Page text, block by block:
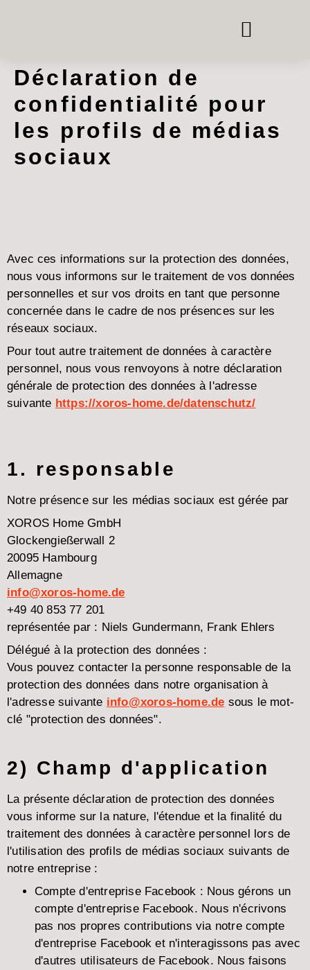
Déclaration de
confidentialité pour
les profils de médias
sociaux
Avec ces informations sur la protection des données,
nous vous informons sur le traitement de vos données
personnelles et sur vos droits en tant que personne
concernée dans le cadre de nos présences sur les
réseaux sociaux.
Pour tout autre traitement de données à caractère
personnel, nous vous renvoyons à notre déclaration
générale de protection des données à l'adresse
suivante https://xoros-home.de/datenschutz/
1. responsable
Notre présence sur les médias sociaux est gérée par
XOROS Home GmbH
Glockengießerwall 2
20095 Hambourg
Allemagne
info@xoros-home.de
+49 40 853 77 201
représentée par : Niels Gundermann, Frank Ehlers
Délégué à la protection des données :
Vous pouvez contacter la personne responsable de la
protection des données dans notre organisation à
l'adresse suivante info@xoros-home.de sous le mot-
clé "protection des données".
2) Champ d'application
La présente déclaration de protection des données
vous informe sur la nature, l'étendue et la finalité du
traitement des données à caractère personnel lors de
l'utilisation des profils de médias sociaux suivants de
notre entreprise :
Compte d'entreprise Facebook : Nous gérons un
compte d'entreprise Facebook. Nous n'écrivons
pas nos propres contributions via notre compte
d'entreprise Facebook et n'interagissons pas avec
d'autres utilisateurs de Facebook. Nous faisons